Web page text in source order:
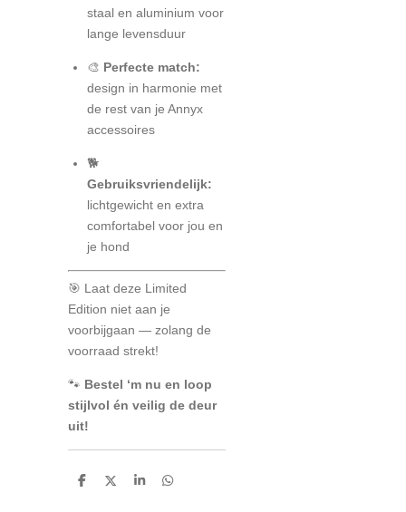
staal en aluminium voor
lange levensduur
🎨 Perfecte match:
design in harmonie met
de rest van je Annyx
accessoires
🐕
Gebruiksvriendelijk:
lichtgewicht en extra
comfortabel voor jou en
je hond
🎯 Laat deze Limited
Edition niet aan je
voorbijgaan — zolang de
voorraad strekt!
🐾 Bestel ‘m nu en loop
stijlvol én veilig de deur
uit!
D
D
S
D